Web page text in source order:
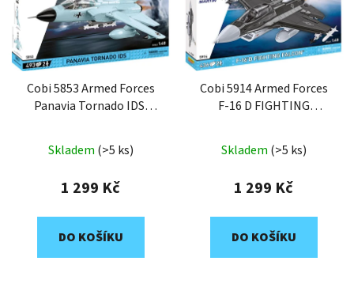
Cobi 5853 Armed Forces
Panavia Tornado IDS,
Skladem (>5 ks)
1 299 Kč
DO KOŠÍKU
Cobi 5914 Armed Forces
F-16 D FIGHTING
Skladem (>5 ks)
1 299 Kč
DO KOŠÍKU